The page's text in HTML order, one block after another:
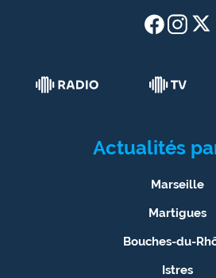
Actualités
Marseille
Martigues
Bouches-du-
Istres